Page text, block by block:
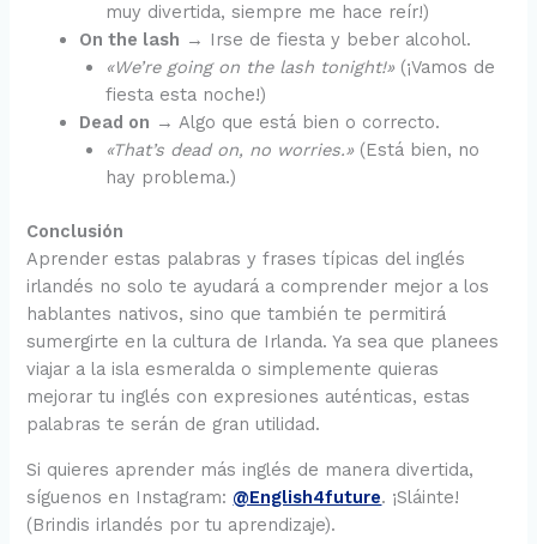
muy divertida, siempre me hace reír!)
On the lash → Irse de fiesta y beber alcohol.
«We’re going on the lash tonight!» (¡Vamos de
fiesta esta noche!)
Dead on → Algo que está bien o correcto.
«That’s dead on, no worries.» (Está bien, no
hay problema.)
Conclusión
Aprender estas palabras y frases típicas del inglés
irlandés no solo te ayudará a comprender mejor a los
hablantes nativos, sino que también te permitirá
sumergirte en la cultura de Irlanda. Ya sea que planees
viajar a la isla esmeralda o simplemente quieras
mejorar tu inglés con expresiones auténticas, estas
palabras te serán de gran utilidad.
Si quieres aprender más inglés de manera divertida,
síguenos en Instagram: @English4future. ¡Sláinte!
(Brindis irlandés por tu aprendizaje).